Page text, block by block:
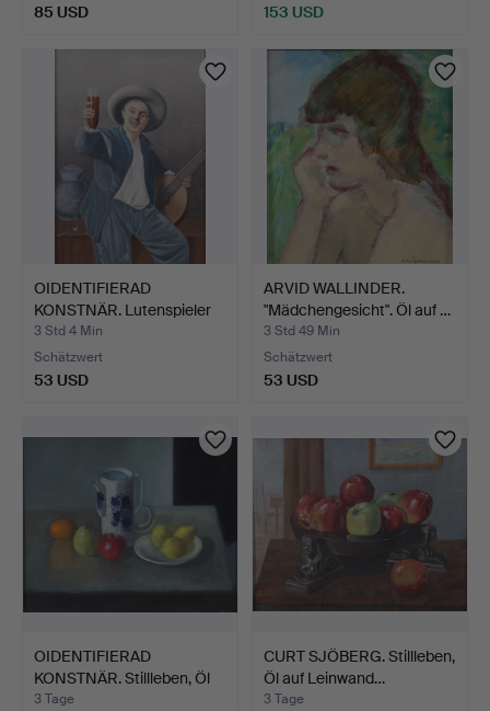
85 USD 153 USD
OIDENTIFIERAD
KONSTNÄR. Lutenspieler
erheb…
3 Std 4 Min
Schätzwert
53 USD
ARVID WALLINDER.
"Mädchengesicht". Öl auf …
3 Std 49 Min
Schätzwert
53 USD
OIDENTIFIERAD
KONSTNÄR. Stillleben, Öl
auf…
3 Tage
CURT SJÖBERG. Stillleben,
Öl auf Leinwand…
3 Tage